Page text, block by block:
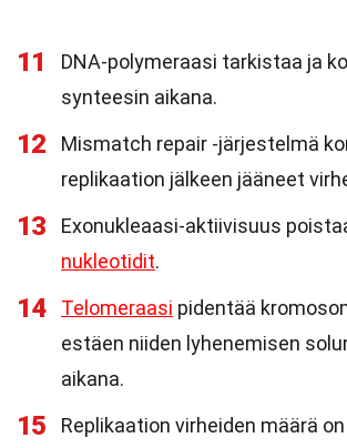
11
DNA-polymeraasi tarkistaa ja
synteesin aikana.
12
Mismatch repair -järjestelmä
replikaation jälkeen jääneet
13
Exonukleaasi-aktiivisuus
nukleotidit.
14 Telomeraasi pidentää
estäen niiden lyhenemisen
aikana.
15
Replikaation virheiden määrä